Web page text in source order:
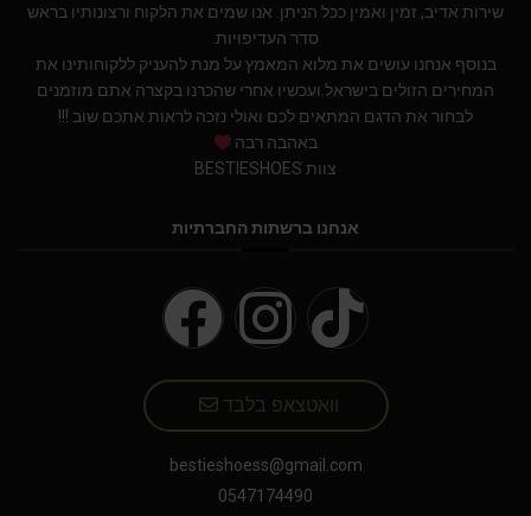
שירות אדיב, זמין ואמין ככל הניתן. אנו שמים את הלקוח ורצונותיו בראש
סדר העדיפויות.
בנוסף אנחנו עושים את מלוא המאמץ על מנת להעניק ללקוחותינו את
המחירים הזולים בישראל.ועכשיו אחרי שהכרנו בקצרה אתם מוזמנים
לבחור את הדגם המתאים לכם ואולי נזכה לראות אתכם שוב !!!
באהבה רבה
צוות BESTIESHOES
אנחנו ברשתות החברתיות
וואטצאפ בלבד
bestieshoess@gmail.com
0547174490